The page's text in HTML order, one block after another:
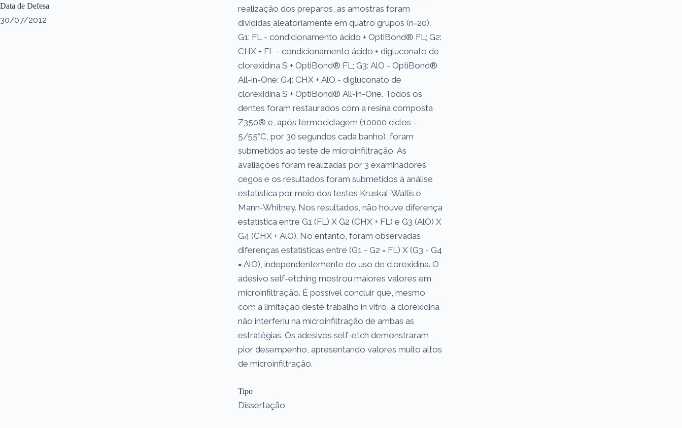
Data de Defesa
30/07/2012
realização dos preparos, as amostras foram
divididas aleatoriamente em quatro grupos (n=20).
G1: FL - condicionamento ácido + OptiBond® FL; G2:
CHX + FL - condicionamento ácido + digluconato de
clorexidina S + OptiBond® FL; G3: AlO - OptiBond®
All-in-One; G4: CHX + AlO - digluconato de
clorexidina S + OptiBond® All-in-One. Todos os
dentes foram restaurados com a resina composta
Z350® e, após termociclagem (10000 ciclos -
5/55°C, por 30 segundos cada banho), foram
submetidos ao teste de microinfiltração. As
avaliações foram realizadas por 3 examinadores
cegos e os resultados foram submetidos à análise
estatística por meio dos testes Kruskal-Wallis e
Mann-Whitney. Nos resultados, não houve diferença
estatística entre G1 (FL) X G2 (CHX + FL) e G3 (AlO) X
G4 (CHX + AlO). No entanto, foram observadas
diferenças estatísticas entre (G1 - G2 = FL) X (G3 - G4
= AlO), independentemente do uso de clorexidina. O
adesivo self-etching mostrou maiores valores em
microinfiltração. É possível concluir que, mesmo
com a limitação deste trabalho in vitro, a clorexidina
não interferiu na microinfiltração de ambas as
estratégias. Os adesivos self-etch demonstraram
pior desempenho, apresentando valores muito altos
de microinfiltração.
Tipo
Dissertação